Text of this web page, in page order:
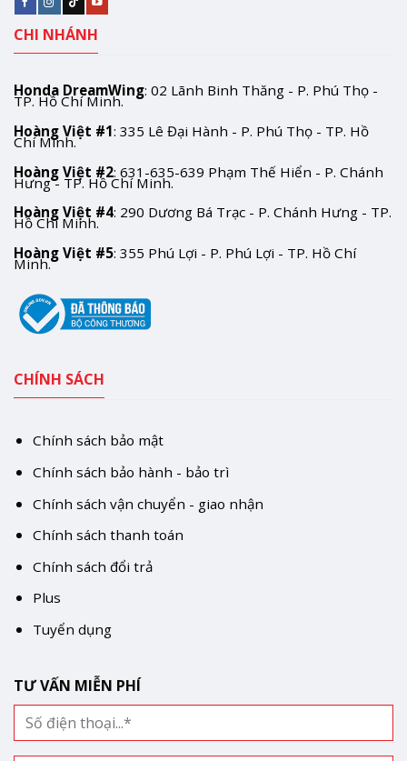
CHI NHÁNH
Honda DreamWing: 02 Lãnh Binh Thăng - P. Phú Thọ -
TP. Hồ Chí Minh.
Hoàng Việt #1: 335 Lê Đại Hành - P. Phú Thọ - TP. Hồ
Chí Minh.
Hoàng Việt #2: 631-635-639 Phạm Thế Hiển - P. Chánh
Hưng - TP. Hồ Chí Minh.
Hoàng Việt #4: 290 Dương Bá Trạc - P. Chánh Hưng - TP.
Hồ Chí Minh.
Hoàng Việt #5: 355 Phú Lợi - P. Phú Lợi - TP. Hồ Chí
Minh.
CHÍNH SÁCH
Chính sách bảo mật
Chính sách bảo hành - bảo trì
Chính sách vận chuyển - giao nhận
Chính sách thanh toán
Chính sách đổi trả
Plus
Tuyển dụng
TƯ VẤN MIỄN PHÍ